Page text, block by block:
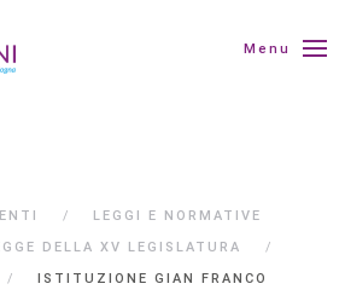
Menu
LEGGI E NORMATIVE
DELLA XV LEGISLATURA
ISTITUZIONE GIAN FRANCO